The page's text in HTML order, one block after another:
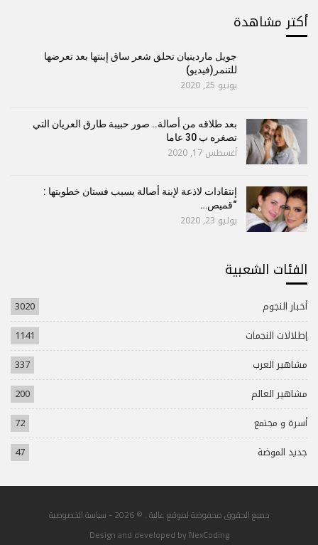
أكتر مشاهدة
جويل ماردينيان تحلق شعر ساق إبنتها بعد تعرضها
للتنمر(فيديو)
يونيو 25, 2020
بعد طلاقه من أصالة.. صور حبيبة طارق العريان التي
تصغره ب 30 عاما
أغسطس 17, 2020
إنتقادات لاذعة لإبنة أصالة بسبب فستان خطوبتها :
“قميص…
يوليو 23, 2020
الفئات الشعبية
أخبار النجوم
3020
إطلالات النجمات
1141
مشاهير العرب
337
مشاهير العالم
200
أسرة و مجتمع
72
جديد الموضة
47
جميع الحقوق محفوضة لموقع عالية . © 2026 -
سياسة الخصوصية
Design and developed byNexCoding